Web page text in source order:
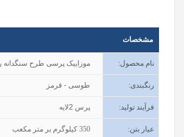
مشخصات
نام محصول: موزاییک پرسی طرح سنگدانه
رنگبندی: طوسی - قرمز
فرآیند تولید: پرس 2لایه
عیار بتن:
350 کیلوگرم بر متر مکعب